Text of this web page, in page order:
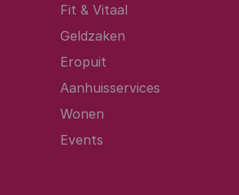
Fit & Vitaal
Geldzaken
Eropuit
Aanhuisservices
Wonen
Events